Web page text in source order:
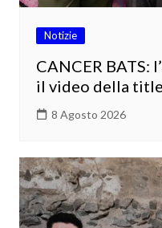
Notizie
CANCER BATS:
il video della
8 Agosto 2026